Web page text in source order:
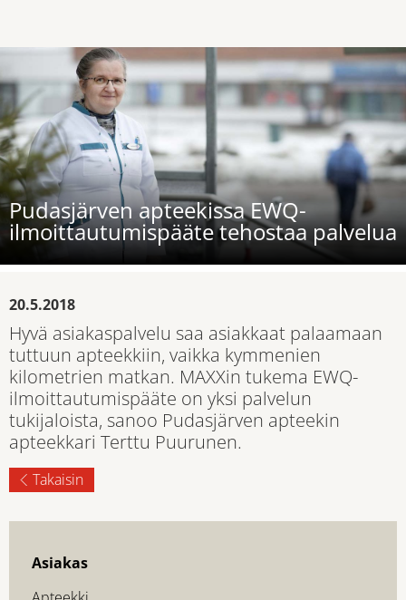
Pudasjärven apteekissa EWQ-
ilmoittautumispääte tehostaa palvelua
20.5.2018
Hyvä asiakaspalvelu saa asiakkaat palaamaan
tuttuun apteekkiin, vaikka kymmenien
kilometrien matkan. MAXXin tukema EWQ-
ilmoittautumispääte on yksi palvelun
tukijaloista, sanoo Pudasjärven apteekin
apteekkari Terttu Puurunen.
Takaisin
Asiakas